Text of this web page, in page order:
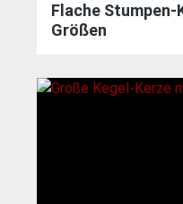
Flache
Größen